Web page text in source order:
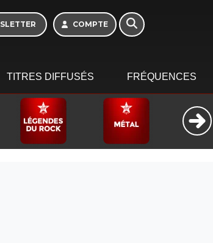
COMPTE
TITRES DIFFUSÉS FRÉQUENCES